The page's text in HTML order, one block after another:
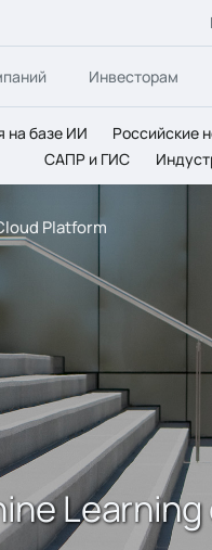
Инвесторам
на базе ИИ Российские
САПР и ГИС
Platform